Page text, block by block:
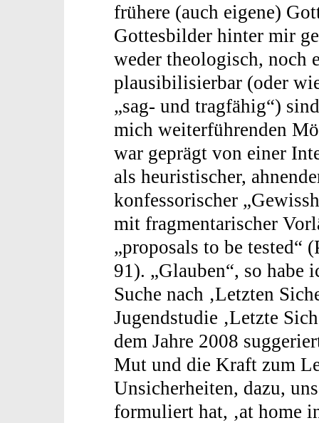
frühere (auch eigene)
Gottesbilder hinter mir
weder theologisch, noch
plausibilisierbar (oder
„sag- und tragfähig“)
mich weiterführenden
war geprägt von einer
als heuristischer,
konfessorischer
mit fragmentarischer
„proposals to be tested“
91). „Glauben“, so
Suche nach ‚Letzten
Jugendstudie ‚Letzte
dem Jahre 2008
Mut und die Kraft zum
Unsicherheiten, dazu,
formuliert hat, ‚at home